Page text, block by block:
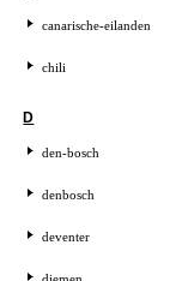
canarische-eilanden
chili
D
den-bosch
denbosch
deventer
diemen